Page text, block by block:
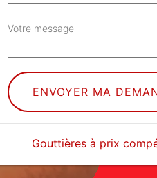
Votre message
Gouttières à prix